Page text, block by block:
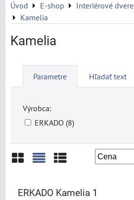
Úvod E-shop Interiérové dvere
Kamelia
Kamelia
Parametre Hľadať text
Výrobca:
ERKADO (8)
ERKADO Kamelia 1